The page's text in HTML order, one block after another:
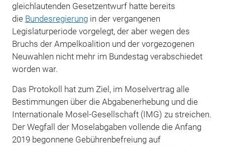
gleichlautenden Gesetzentwurf hatte bereits
die Bundesregierungin der vergangenen
Legislaturperiode vorgelegt, der aber wegen des
Bruchs der Ampelkoalition und der vorgezogenen
Neuwahlen nicht mehr im Bundestag verabschiedet
worden war.
Das Protokoll hat zum Ziel, im Moselvertrag alle
Bestimmungen über die Abgabenerhebung und die
Internationale Mosel-Gesellschaft (IMG) zu streichen.
Der Wegfall der Moselabgaben vollende die Anfang
2019 begonnene Gebührenbefreiung auf